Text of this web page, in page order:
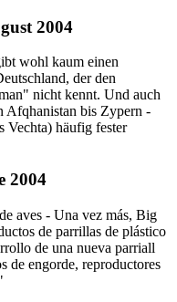
2004
wohl kaum einen
der den
nicht kennt. Und auch
Afqhanistan bis Zypern -
Vechta) häufig fester
2004
aves - Una vez más, Big
de parrillas de plástico
de una nueva parriall
de engorde, reproductores